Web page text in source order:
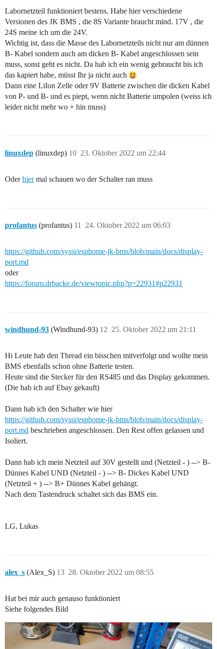
Labornetzteil funktioniert bestens. Habe hier verschiedene
Versionen des JK BMS , die 8S Variante braucht mind. 17V , die
24S meine ich um die 24V.
Wichtig ist, dass die Masse des Labornetzteils nicht nur am dünnen
B- Kabel sondern auch am dicken B- Kabel angeschlossen sein
muss, sonst geht es nicht. Da hab ich ein wenig gebraucht bis ich
das kapiert habe, müsst Ihr ja nicht auch
Dann eine LiIon Zelle oder 9V Batterie zwischen die dicken Kabel
von P- und B- und es piept, wenn nicht Batterie umpolen (weiss ich
leider nicht mehr wo + hin muss)
linuxdep (linuxdep) 23. Oktober 2022 um 22:44
10
Oderhiermal schauen wo der Schalter ran muss
profantus (profantus) 24. Oktober 2022 um 06:03
11
https://github.com/syssi/esphome-jk-bms/blob/main/docs/display-
port.md
oder
https://forum.drbacke.de/viewtopic.php?p=22931#p22931
windhund-93 (Windhund-93) 25. Oktober 2022 um 21:11
12
Hi Leute hab den Thread ein bisschen mitverfolgt und wollte mein
BMS ebenfalls schon ohne Batterie testen.
Heute sind die Stecker für den RS485 und das Display gekommen.
(Die hab ich auf Ebay gekauft)
Dann hab ich den Schalter wie hier
https://github.com/syssi/esphome-jk-bms/blob/main/docs/display-
port.md beschrieben angeschlossen. Den Rest offen gelassen und
Isoliert.
Dann hab ich mein Netzteil auf 30V gestellt und (Netzteil - ) --> B-
Dünnes Kabel UND (Netzteil - ) --> B- Dickes Kabel UND
(Netzteil + ) --> B+ Dünnes Kabel gehängt.
Nach dem Tastendruck schaltet sich das BMS ein.
LG, Lukas
alex_s (Alex_S) 28. Oktober 2022 um 08:55
13
Hat bei mir auch genauso funktioniert
Siehe folgendes Bild